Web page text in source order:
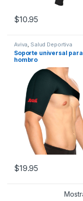
$10.95
Este producto tiene
Aviva Salud Deportiva
Soporte universal para
hombro
$19.95